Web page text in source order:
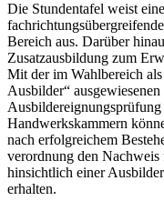
Die Stundentafel weist
Bereich aus. Darüber
Zusatzausbildung zum
Mit der im Wahlbereich
Ausbilder“
Handwerks­kam­mern
nach erfolgreichem
verordnung den
hinsichtlich einer
erhalten.